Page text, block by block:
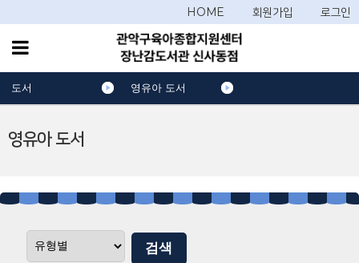
HOME 회원가입 로그인
영유아 도서
도서 영유아 도서